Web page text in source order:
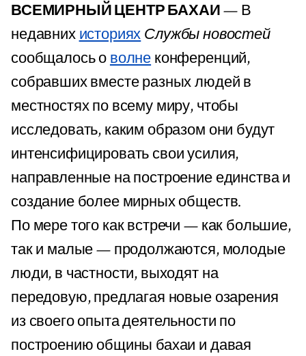
ВСЕМИРНЫЙ ЦЕНТР БАХАИ— В
недавних историях Службы новостей
сообщалось о волне конференций,
собравших вместе разных людей в
местностях по всему миру, чтобы
исследовать, каким образом они будут
интенсифицировать свои усилия,
направленные на построение единства и
создание более мирных обществ.
По мере того как встречи — как большие,
так и малые — продолжаются, молодые
люди, в частности, выходят на
передовую, предлагая новые озарения
из своего опыта деятельности по
построению общины бахаи и давая